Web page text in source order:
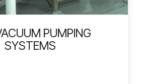
PUMPING
SYSTEMS